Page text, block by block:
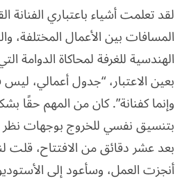
لقد تعلمت أشياء باعتباري الفنانة
المسافات بين الأعمال المختلفة،
الهندسية للغرفة لمحاكاة الدوامة
بعين الاعتبار، “جدول أعمالي،
وإنما كفنانة”. كان من المهم حقًا
بتنسيق نفسي للخروج بوجهات
بعد عشر دقائق من الافتتاح، قلت
أنجزت العمل، وسأعود إلى